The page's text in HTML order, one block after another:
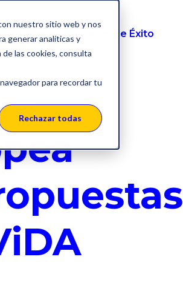
nuestro sitio web y nos
generar analíticas y
las cookies, consulta
para recordar tu
Rechazar todas
SERES Casos de Éxito